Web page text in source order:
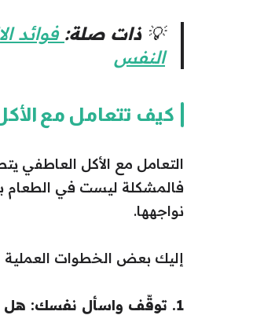
💡ذات صلة: فوائد
النفس
كيف تتعامل مع
التعامل مع الأكل العاطفي
فالمشكلة ليست في الطعام
نواجهها.
إليك بعض الخطوات
1. توقّف واسأل نفسك: هل أنا جائع حقًا؟